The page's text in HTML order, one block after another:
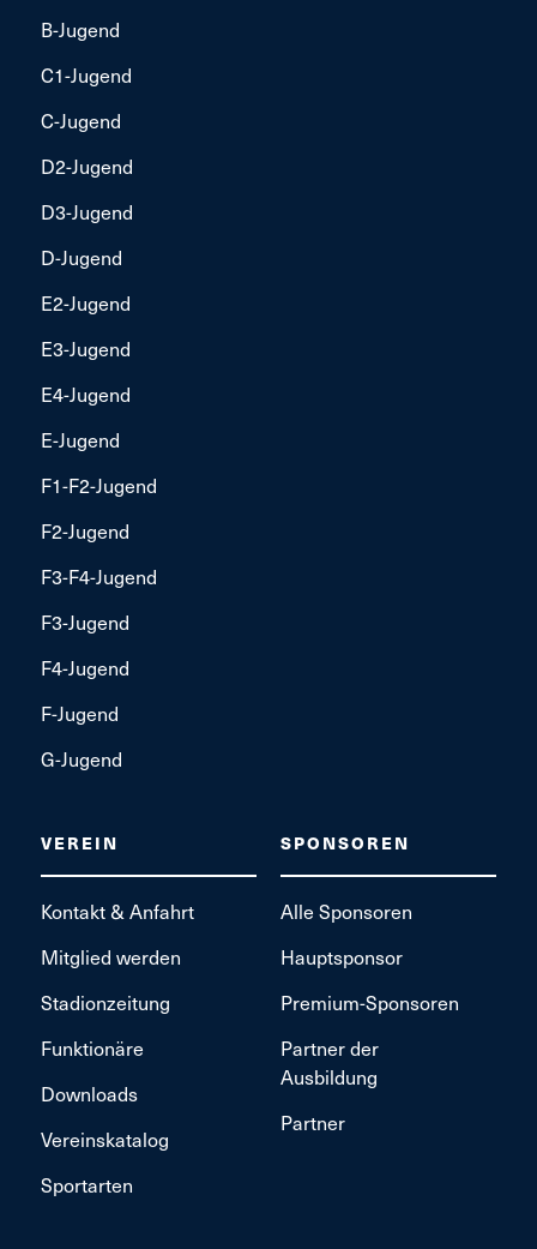
B-Jugend
C1-Jugend
C-Jugend
D2-Jugend
D3-Jugend
D-Jugend
E2-Jugend
E3-Jugend
E4-Jugend
E-Jugend
F1-F2-Jugend
F2-Jugend
F3-F4-Jugend
F3-Jugend
F4-Jugend
F-Jugend
G-Jugend
VEREIN
Kontakt & Anfahrt
Mitglied werden
Stadionzeitung
Funktionäre
Downloads
Vereinskatalog
Sportarten
SPONSOREN
Alle Sponsoren
Hauptsponsor
Premium-Sponsoren
Partner der
Ausbildung
Partner